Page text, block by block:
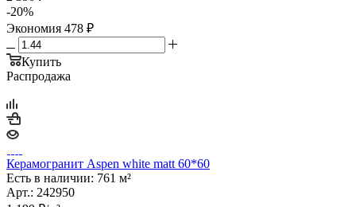
-20%
Экономия 478 ₽
Купить
Распродажа
Керамогранит Aspen white matt 60*60
Есть в наличии: 761 м²
Арт.: 242950